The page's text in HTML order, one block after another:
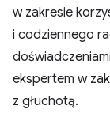
w zakresie
i codziennego
ekspertem w
z głuchotą.